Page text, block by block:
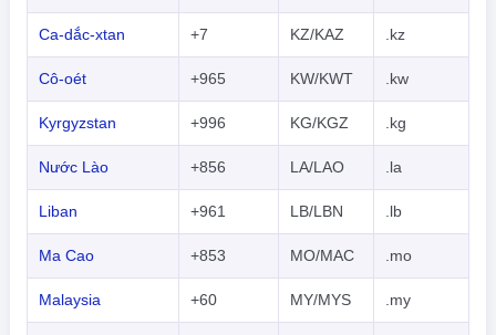
Ca-dắc-xtan +7 KZ/KAZ .kz
Cô-oét +965 KW/KWT .kw
Kyrgyzstan +996 KG/KGZ .kg
Nước Lào +856 LA/LAO .la
Liban +961 LB/LBN .lb
Ma Cao +853 MO/MAC .mo
Malaysia +60 MY/MYS .my